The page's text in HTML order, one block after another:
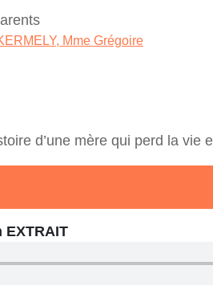
Mme Grégoire
d’une mère qui perd la vie